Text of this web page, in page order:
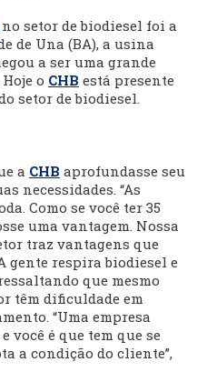
no setor de biodiesel foi a
de Una (BA), a usina
a ser uma grande
o CHB está presente
setor de biodiesel.
a CHB aprofundasse seu
necessidades. “As
Como se você ter 35
uma vantagem. Nossa
traz vantagens que
gente respira biodiesel e
que mesmo
têm dificuldade em
“Uma empresa
você é que tem que se
a condição do cliente”,